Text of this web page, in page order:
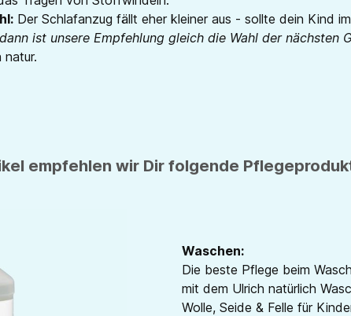
Der Schlafanzug fällt eher kleiner aus - sollte dein Kind
ist unsere Empfehlung gleich die Wahl der nächsten
natur.
empfehlen wir Dir folgende
Waschen:
Die beste Pflege beim
mit dem Ulrich natürlich
Wolle, Seide & Felle für